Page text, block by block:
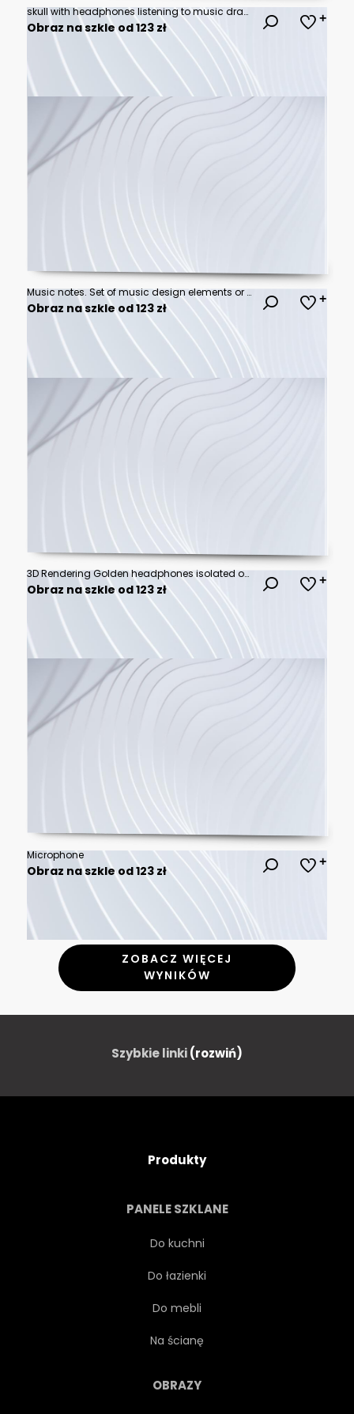
skull with headphones listening to music drawing
Obraz na szkle od 123 zł
Music notes. Set of music design elements or icons.
Obraz na szkle od 123 zł
3D Rendering Golden headphones isolated on white background
Obraz na szkle od 123 zł
Microphone
Obraz na szkle od 123 zł
ZOBACZ WIĘCEJ
WYNIKÓW
Szybkie linki(rozwiń)
Produkty
PANELE SZKLANE
Do kuchni
Do łazienki
Do mebli
Na ścianę
OBRAZY